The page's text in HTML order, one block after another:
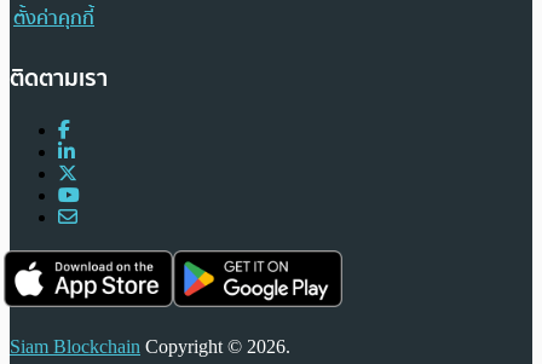
ตั้งค่าคุกกี้
ติดตามเรา
Siam Blockchain Copyright © 2026.